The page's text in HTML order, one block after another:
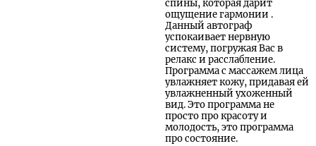
спины, которая дарит
ощущение гармонии .
Данный автограф
успокаивает нервную
систему, погружая Вас в
релакс и расслабление.
Программа с массажем лица
увлажняет кожу, придавая ей
увлажненный ухоженный
вид. Это программа не
просто про красоту и
молодость, это программа
про состояние.